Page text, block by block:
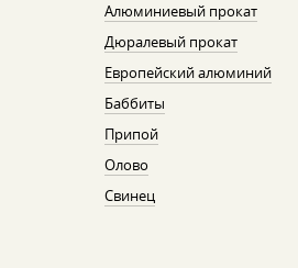
Алюминиевый прокат
Дюралевый прокат
Европейский алюминий
Баббиты
Припой
Олово
Свинец